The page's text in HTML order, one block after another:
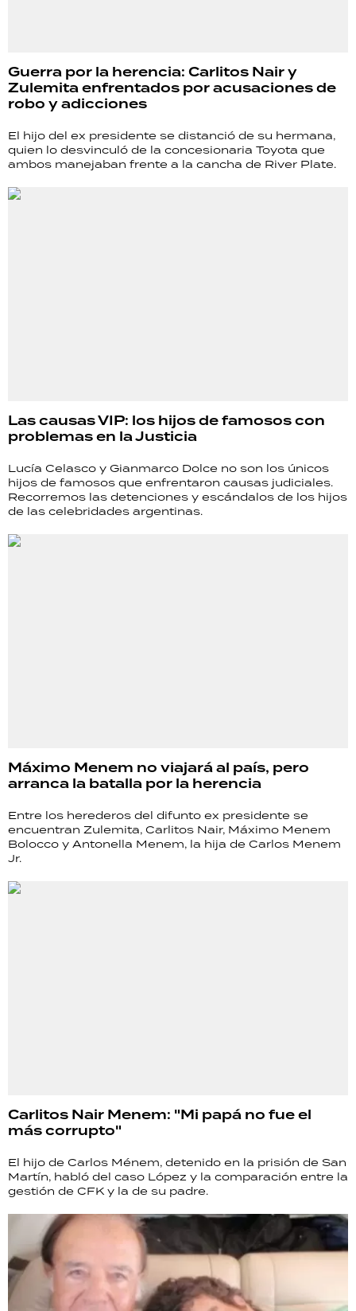
Guerra por la herencia: Carlitos Nair y
Zulemita enfrentados por acusaciones de
robo y adicciones
El hijo del ex presidente se distanció de su hermana,
quien lo desvinculó de la concesionaria Toyota que
ambos manejaban frente a la cancha de River Plate.
Las causas VIP: los hijos de famosos con
problemas en la Justicia
Lucía Celasco y Gianmarco Dolce no son los únicos
hijos de famosos que enfrentaron causas judiciales.
Recorremos las detenciones y escándalos de los hijos
de las celebridades argentinas.
Máximo Menem no viajará al país, pero
arranca la batalla por la herencia
Entre los herederos del difunto ex presidente se
encuentran Zulemita, Carlitos Nair, Máximo Menem
Bolocco y Antonella Menem, la hija de Carlos Menem
Jr.
Carlitos Nair Menem: "Mi papá no fue el
más corrupto"
El hijo de Carlos Ménem, detenido en la prisión de San
Martín, habló del caso López y la comparación entre la
gestión de CFK y la de su padre.